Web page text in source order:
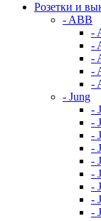
Розетки и
- ABB
-
-
-
-
-
- Jung
-
-
-
-
-
-
-
-
-